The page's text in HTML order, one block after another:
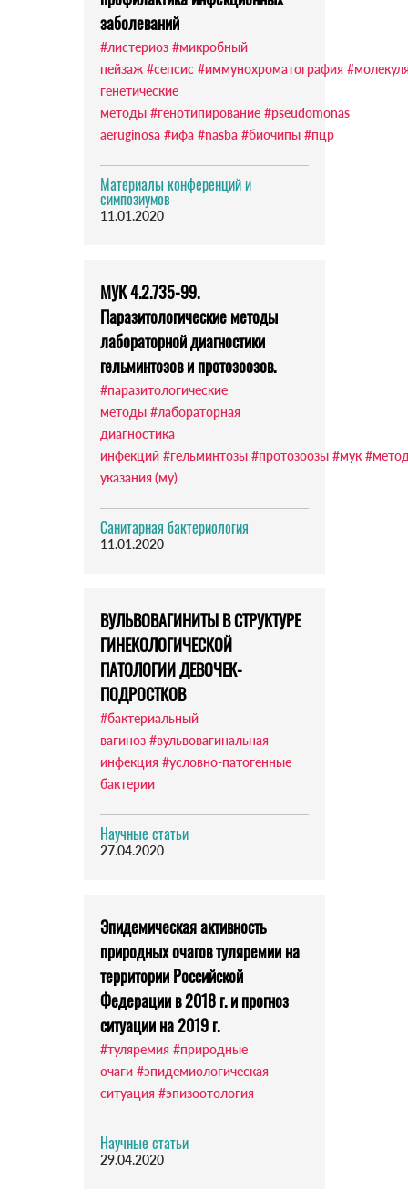
заболеваний
#листериоз #микробный
пейзаж #сепсис #иммунохроматография
генетические
методы #генотипирование #pseudomonas
aeruginosa #ифа #nasba #биочипы #пцр
Материалы конференций и
симпозиумов
11.01.2020
МУК 4.2.735-99.
Паразитологические методы
лабораторной диагностики
гельминтозов и протозоозов.
#паразитологические
методы #лабораторная
диагностика
инфекций #гельминтозы #протозоозы #мук
указания (му)
Санитарная бактериология
11.01.2020
ВУЛЬВОВАГИНИТЫ В СТРУКТУРЕ
ГИНЕКОЛОГИЧЕСКОЙ
ПАТОЛОГИИ ДЕВОЧЕК-
ПОДРОСТКОВ
#бактериальный
вагиноз #вульвовагинальная
инфекция #условно-патогенные
бактерии
Научные статьи
27.04.2020
Эпидемическая активность
природных очагов туляремии на
территории Российской
Федерации в 2018 г. и прогноз
ситуации на 2019 г.
#туляремия #природные
очаги #эпидемиологическая
ситуация #эпизоотология
Научные статьи
29.04.2020